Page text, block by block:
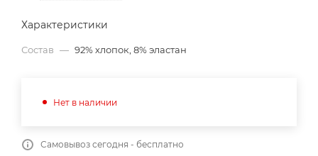
Характеристики
Состав — 92% хлопок, 8% эластан
Нет в наличии
Самовывоз сегодня - бесплатно